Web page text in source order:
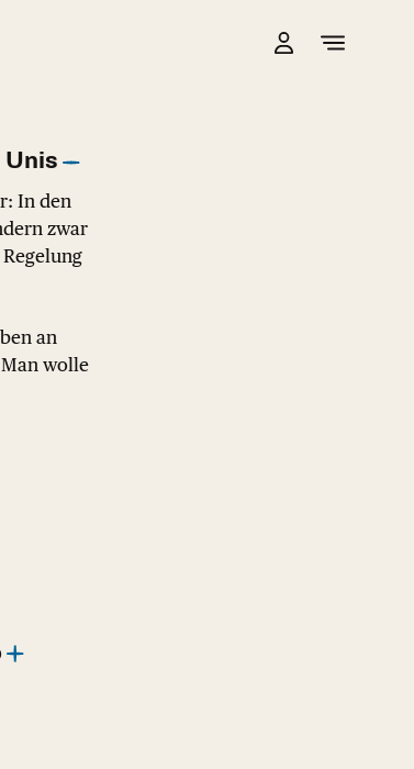
In den
zwar
an
wolle